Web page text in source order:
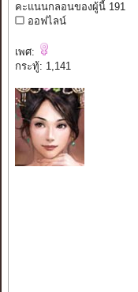
คะแนนกลอนของผู้นี้ 191
ออฟไลน์
เพศ:
กระทู้: 1,141